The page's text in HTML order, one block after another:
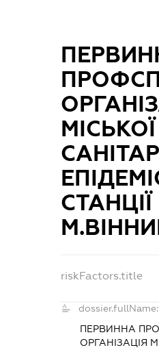
МІСЬКОЇ
СТАНЦІЇ
riskFactors.title
dossier.fullName:
ПЕРВИННА
ОРГАНІЗАЦІЯ